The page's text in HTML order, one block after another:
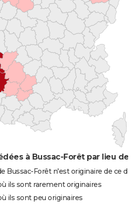
à Bussac-Forêt par lieu de
Bussac-Forêt n'est originaire de ce
ils sont rarement originaires
ils sont peu originaires